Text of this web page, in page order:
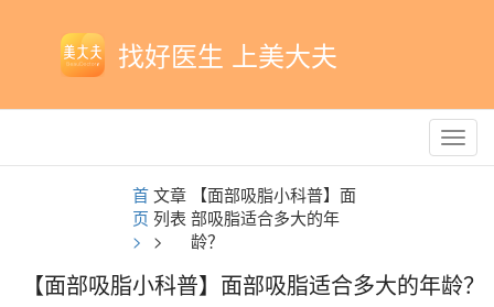
找好医生 上美大夫
首
页
>
文章
列表
>
【面部吸脂小科普】面
部吸脂适合多大的年
龄？
【面部吸脂小科普】面部吸脂适合多大的年龄？